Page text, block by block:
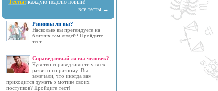
Тесты: каждую неделю новый!
все тесты →
Ревнивы ли вы?
Насколько вы претендуете на
близких вам людей? Пройдите
тест.
Справедливый ли вы человек?
Чувство справедливости у всех
развито по разному. Вы
замечали, что иногда вам
приходится думать о мотиве своих
поступков? Пройдите тест!